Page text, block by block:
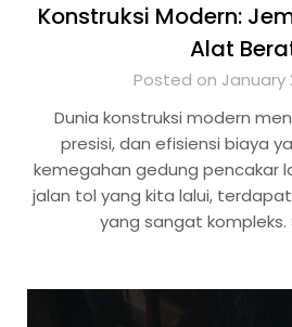
Konstruksi Modern:
Alat
Posted on January
Dunia konstruksi modern
presisi, dan efisiensi biaya
kemegahan gedung pencakar
jalan tol yang kita lalui,
yang sangat kompleks.